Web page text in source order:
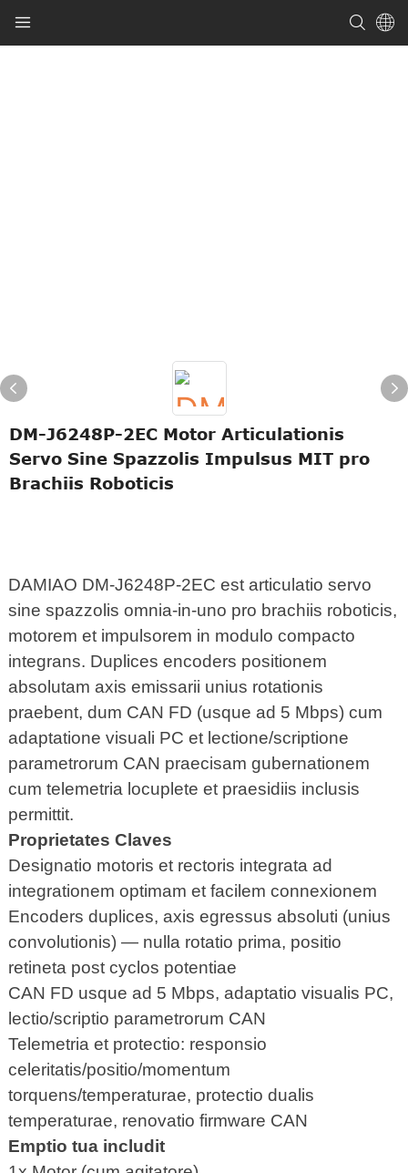
DM-J6248P-2EC Motor Articulationis
Servo Sine Spazzolis Impulsus MIT pro
Brachiis Roboticis
DAMIAO DM-J6248P-2EC est articulatio servo
sine spazzolis omnia-in-uno pro brachiis roboticis,
motorem et impulsorem in modulo compacto
integrans. Duplices encoders positionem
absolutam axis emissarii unius rotationis
praebent, dum CAN FD (usque ad 5 Mbps) cum
adaptatione visuali PC et lectione/scriptione
parametrorum CAN praecisam gubernationem
cum telemetria locuplete et praesidiis inclusis
permittit.
Proprietates Claves
Designatio motoris et rectoris integrata ad
integrationem optimam et facilem connexionem
Encoders duplices, axis egressus absoluti (unius
convolutionis) — nulla rotatio prima, positio
retineta post cyclos potentiae
CAN FD usque ad 5 Mbps, adaptatio visualis PC,
lectio/scriptio parametrorum CAN
Telemetria et protectio: responsio
celeritatis/positio/momentum
torquens/temperaturae, protectio dualis
temperaturae, renovatio firmware CAN
Emptio tua includit